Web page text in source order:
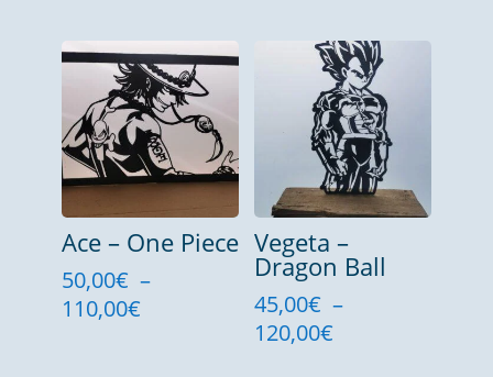
prix :
50,00€
à
200,00€
Ace – One Piece
50,00€ –
110,00€Plage
Vegeta –
Dragon Ball
45,00€ –
120,00€Plage